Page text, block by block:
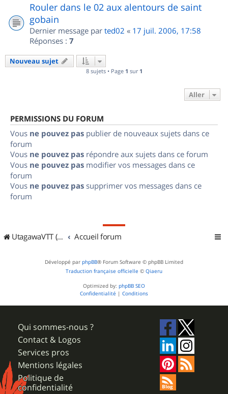
Rouler dans le 02 aux alentours de saint
gobain
Dernier message par ted02 « 17 juil. 2006, 17:58
Réponses : 7
Nouveau sujet
8 sujets • Page 1 sur 1
Aller
PERMISSIONS DU FORUM
Vous ne pouvez pas publier de nouveaux sujets dans ce
forum
Vous ne pouvez pas répondre aux sujets dans ce forum
Vous ne pouvez pas modifier vos messages dans ce
forum
Vous ne pouvez pas supprimer vos messages dans ce
forum
UtagawaVTT (Randos VTT et VTTAE avec traces GPS) Accueil forum
Développé par phpBB® Forum Software © phpBB Limited
Traduction française officielle © Qiaeru
Optimized by: phpBB SEO
Confidentialité | Conditions
Qui sommes-nous ?
Contact & Logos
Services pros
Mentions légales
Politique de
confidentialité